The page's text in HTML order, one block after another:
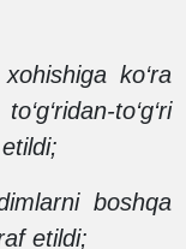
ko‘ra
to‘g‘ri
boshqa
etildi;